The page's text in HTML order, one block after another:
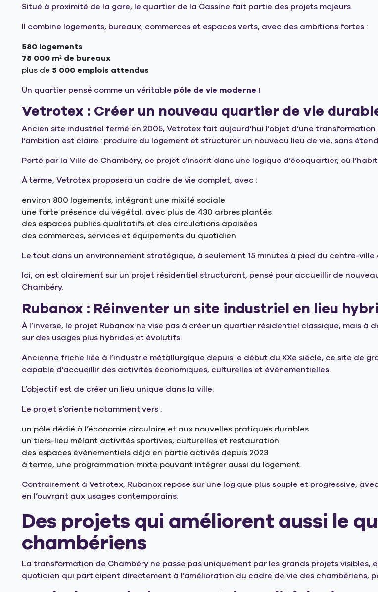
Situé à proximité de la gare, le quartier de la Cassine fait partie des projets majeurs.
Il combine logements, bureaux, commerces et espaces verts, avec des ambitions fortes :
580 logements
78 000 m² de bureaux
plus de 5 000 emplois attendus
Un quartier pensé comme un véritable pôle de vie moderne !
Vetrotex : Créer un nouveau quartier de vie
Ancien site industriel fermé en 2005, Vetrotex fait aujourd’hui l’objet d’une
l’ambition est claire : produire du logement et structurer un nouveau lieu de vie, sans
Porté par la Ville de Chambéry, ce projet s’inscrit dans une logique d’écoquartier, où
À terme, Vetrotex proposera un cadre de vie complet, avec :
environ 800 logements, intégrant une mixité sociale
une forte présence du végétal, avec plus de 430 arbres plantés
des espaces publics qualitatifs et des circulations apaisées
des commerces, services et équipements du quotidien
Le tout dans un environnement stratégique, à seulement 15 minutes à pied du centre-ville
Ici, on est clairement sur un projet résidentiel structurant, pensé pour accueillir de
Chambéry.
Rubanox : Réinventer un site industriel en lieu
À l’inverse, le projet Rubanox ne vise pas à créer un quartier résidentiel classique, mais
sur des usages plus hybrides et évolutifs.
Ancienne friche liée à l’industrie métallurgique depuis le début du XXe siècle, ce site de
capable d’accueillir des activités économiques, culturelles et événementielles.
L’objectif est de créer un lieu unique dans la ville.
Le projet s’oriente notamment vers :
un pôle dédié à l’économie circulaire et aux nouvelles pratiques durables
un tiers-lieu mêlant activités sportives, culturelles et restauration
des espaces événementiels déjà en partie activés depuis 2023
à terme, une programmation mixte pouvant intégrer aussi du logement.
Contrairement à Vetrotex, Rubanox repose sur une logique plus souple et progressive,
en l’ouvrant aux usages contemporains.
Des projets qui améliorent aussi le
chambériens
La transformation de Chambéry ne passe pas uniquement par les grands projets visibles,
quotidien qui participent directement à l’amélioration du cadre de vie des chambériens,